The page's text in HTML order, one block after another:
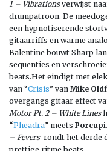
1 – Vibrationsverwijst
drumpatroon. De
een hypnotiserende
gitaarriffs en warme
Balentine bouwt Sharp
sequenties en
beats.Het eindigt met
van “Crisis” van Mike
overgangs gitaar effect
Motor Pt. 2 – White Lines
“Pheadra” meets
– Feversrondt het derde